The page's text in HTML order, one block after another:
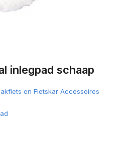
inlegpad schaap
en Fietskar Accessoires